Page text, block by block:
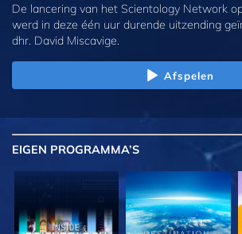
De lancering van het Scientology Network
werd in deze één uur durende uitzending
dhr. David Miscavige.
Afspelen
EIGEN PROGRAMMA’S